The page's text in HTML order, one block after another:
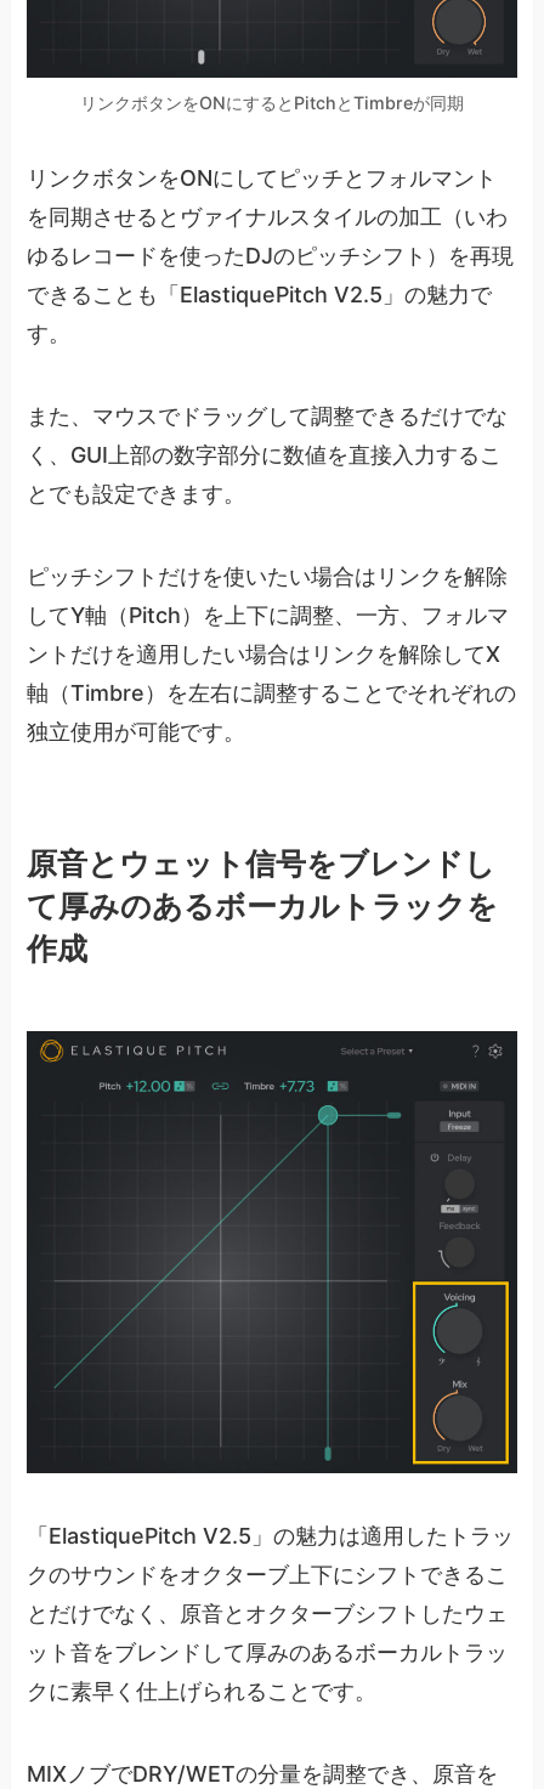
リンクボタンをONにするとPitchとTimbreが同期
リンクボタンをONにしてピッチとフォルマント
を同期させるとヴァイナルスタイルの加工（いわ
ゆるレコードを使ったDJのピッチシフト）を再現
できることも「ElastiquePitch V2.5」の魅力で
す。
また、マウスでドラッグして調整できるだけでな
く、GUI上部の数字部分に数値を直接入力するこ
とでも設定できます。
ピッチシフトだけを使いたい場合はリンクを解除
してY軸（Pitch）を上下に調整、一方、フォルマ
ントだけを適用したい場合はリンクを解除してX
軸（Timbre）を左右に調整することでそれぞれの
独立使用が可能です。
原音とウェット信号をブレンドし
て厚みのあるボーカルトラックを
作成
「ElastiquePitch V2.5」の魅力は適用したトラッ
クのサウンドをオクターブ上下にシフトできるこ
とだけでなく、原音とオクターブシフトしたウェ
ット音をブレンドして厚みのあるボーカルトラッ
クに素早く仕上げられることです。
MIXノブでDRY/WETの分量を調整でき、原音を